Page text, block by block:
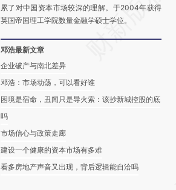
累了对中国资本市场较深的理解。于2004年获得
英国帝国理工学院数量金融学硕士学位。
邓浩最新文章
企业破产与南北差异
邓浩：市场动荡，可以看好谁
困境是宿命，丑闻只是导火索：该抄新城控股的底
吗
市场信心与政策走廊
建设一个健康的资本市场有多难
看多房地产声音又出现，背后逻辑能自洽吗